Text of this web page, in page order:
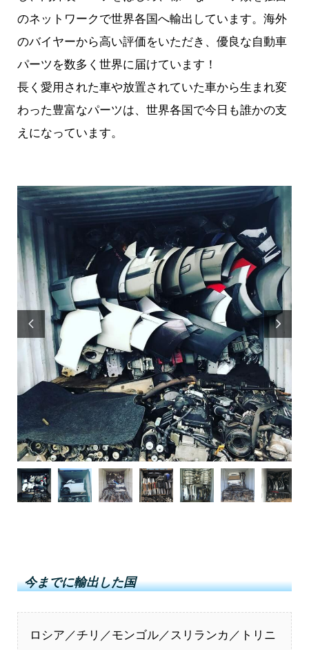
のネットワークで世界各国へ輸出しています。海外
のバイヤーから高い評価をいただき、優良な自動車
パーツを数多く世界に届けています！
長く愛用された車や放置されていた車から生まれ変
わった豊富なパーツは、世界各国で今日も誰かの支
えになっています。
 
今までに輸出した国
ロシア／チリ／モンゴル／スリランカ／トリニ